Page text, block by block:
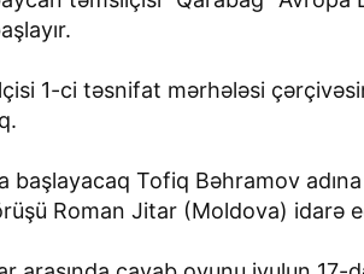
1-ci təsnifat mərhələsi
başlayacaq Tofiq Bəhramov
Roman Jitar (Moldova) idarə